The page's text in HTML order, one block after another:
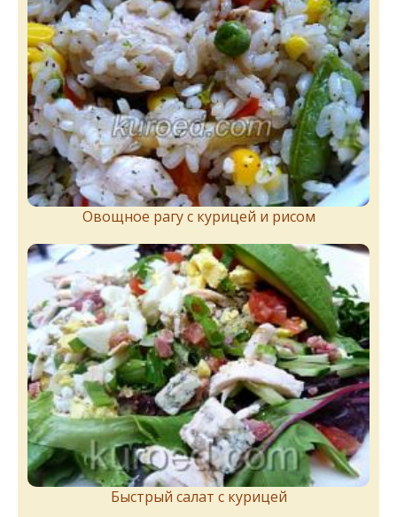
Овощное рагу с курицей и рисом
Быстрый салат с курицей